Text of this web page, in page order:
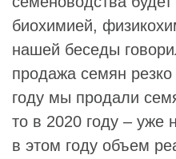
биохимией,
нашей беседы
продажа семян
году мы продали
то в 2020 году – уже
в этом году объем